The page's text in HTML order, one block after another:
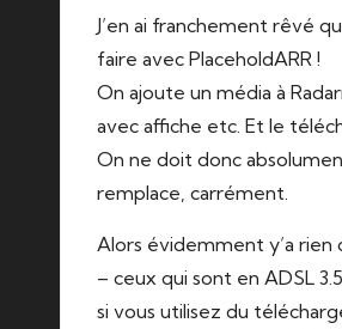
J’en ai franchement rêvé
faire avec PlaceholdARR !
On ajoute un média à
avec affiche etc. Et le
On ne doit donc
remplace, carrément.
Alors évidemment y’a rien
– ceux qui sont en ADSL
si vous utilisez du